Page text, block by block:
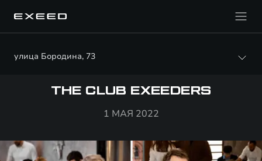
улица Бородина, 73
THE CLUB EXEEDERS
1 МАЯ 2022